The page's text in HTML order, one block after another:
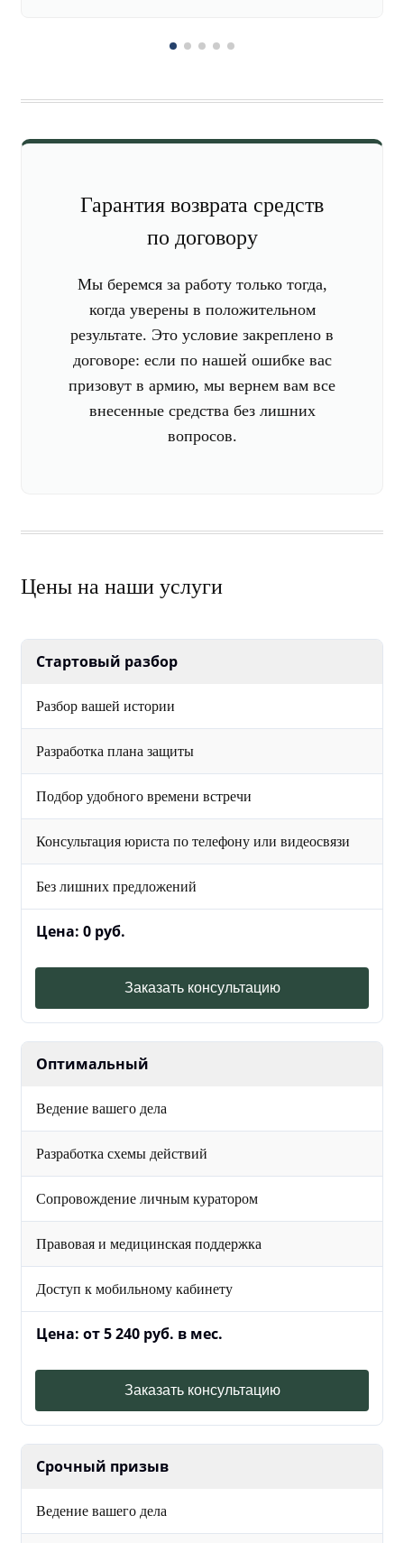
Гарантия возврата средств
по договору
Мы беремся за работу только тогда,
когда уверены в положительном
результате. Это условие закреплено в
договоре: если по нашей ошибке вас
призовут в армию, мы вернем вам все
внесенные средства без лишних
вопросов.
Цены на наши услуги
Стартовый разбор
Разбор вашей истории
Разработка плана защиты
Подбор удобного времени встречи
Консультация юриста по телефону или видеосвязи
Без лишних предложений
Цена: 0 руб.
Заказать консультацию
Оптимальный
Ведение вашего дела
Разработка схемы действий
Сопровождение личным куратором
Правовая и медицинская поддержка
Доступ к мобильному кабинету
Цена: от 5 240 руб. в мес.
Заказать консультацию
Срочный призыв
Ведение вашего дела